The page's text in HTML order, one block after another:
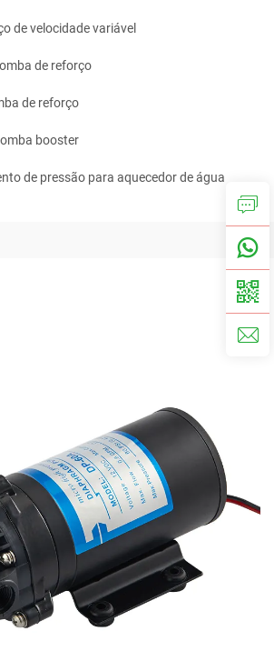
de velocidade variável
de reforço
de reforço
booster
de pressão para aquecedor de água